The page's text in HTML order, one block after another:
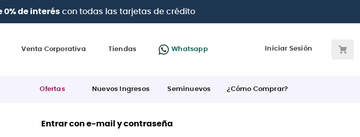
0% de interéscon todas las tarjetas de crédito
Venta Corporativa Tiendas Whatsapp Iniciar Sesión
Ofertas Nuevos Ingresos Seminuevos ¿Cómo Comprar?
Entrar con e-mail y contraseña